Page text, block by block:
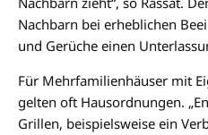
Nachbarn bei erheblichen
und Gerüche einen
Für Mehrfamilienhäuser mit
gelten oft Hausordnungen.
Grillen, beispielsweise ein